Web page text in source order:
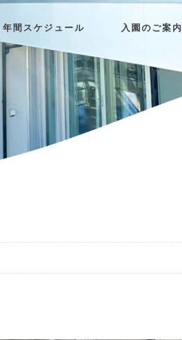
年間スケジュール 入園のご案内